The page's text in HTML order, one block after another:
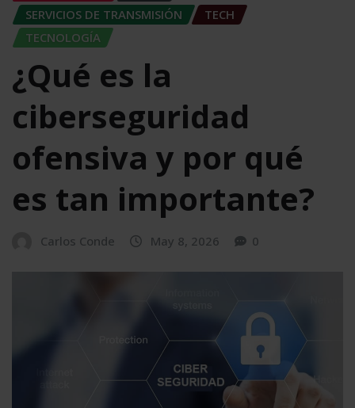
SERVICIOS DE TRANSMISIÓN
TECH
TECNOLOGÍA
¿Qué es la
ciberseguridad
ofensiva y por qué
es tan importante?
Carlos Conde May 8, 2026 0